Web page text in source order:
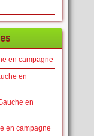
en campagne
en
en
en campagne